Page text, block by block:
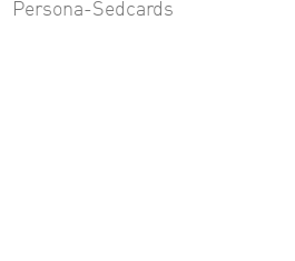
Persona-Sedcards